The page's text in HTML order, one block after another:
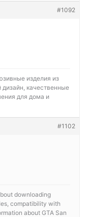
#1092
изделия из
качественные
для дома и
#1102
downloading
compatibility with
about GTA San